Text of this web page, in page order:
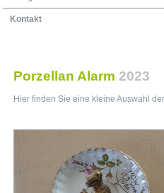
Kontakt
Porzellan Alarm 2023
Hier finden Sie eine kleine Auswahl